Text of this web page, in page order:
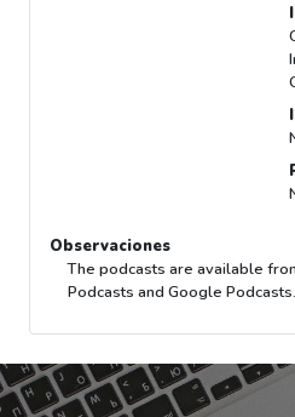
Observaciones
The podcasts are available
Podcasts and Google Podcasts.